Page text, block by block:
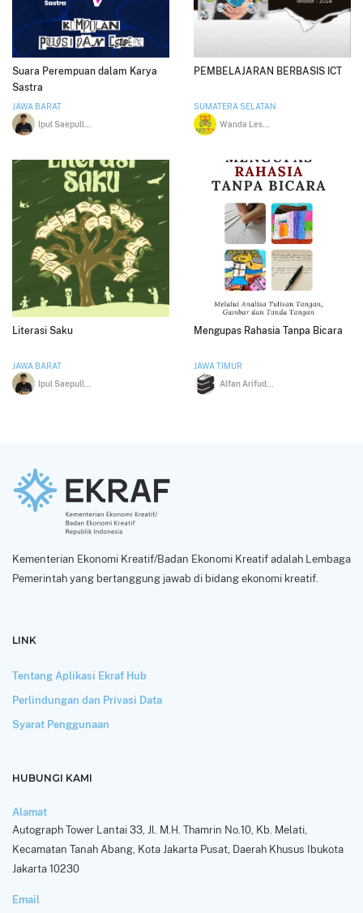
Suara Perempuan dalam Karya
Sastra
JAWA BARAT
PEMBELAJARAN BERBASIS ICT
SUMATERA SELATAN
Literasi Saku
JAWA BARAT
Mengupas Rahasia Tanpa Bicara
JAWA TIMUR
Kementerian Ekonomi Kreatif/Badan Ekonomi Kreatif adalah Lembaga
Pemerintah yang bertanggung jawab di bidang ekonomi kreatif.
LINK
Tentang Aplikasi Ekraf Hub
Perlindungan dan Privasi Data
Syarat Penggunaan
HUBUNGI KAMI
Alamat
Autograph Tower Lantai 33, Jl. M.H. Thamrin No.10, Kb. Melati,
Kecamatan Tanah Abang, Kota Jakarta Pusat, Daerah Khusus Ibukota
Jakarta 10230
Email